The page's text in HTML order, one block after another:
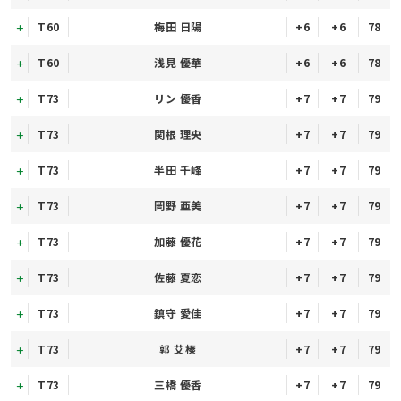
T60 梅田 日陽 +6 +6 78
T60 浅見 優華 +6 +6 78
T73 リン 優香 +7 +7 79
T73 関根 理央 +7 +7 79
T73 半田 千峰 +7 +7 79
T73 岡野 亜美 +7 +7 79
T73 加藤 優花 +7 +7 79
T73 佐藤 夏恋 +7 +7 79
T73 鎮守 愛佳 +7 +7 79
T73 郭 艾榛 +7 +7 79
T73 三橋 優香 +7 +7 79